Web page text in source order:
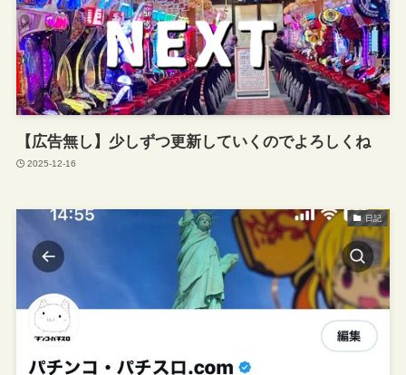
【広告無し】少しずつ更新していくのでよろしくね
2025-12-16
日記